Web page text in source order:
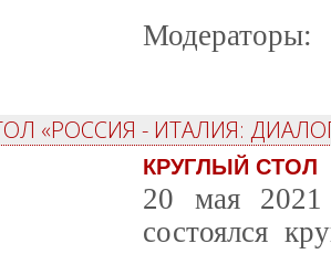
Модераторы:
«РОССИЯ - ИТАЛИЯ:
КРУГЛЫЙ СТОЛ
20 мая 2021
состоялся